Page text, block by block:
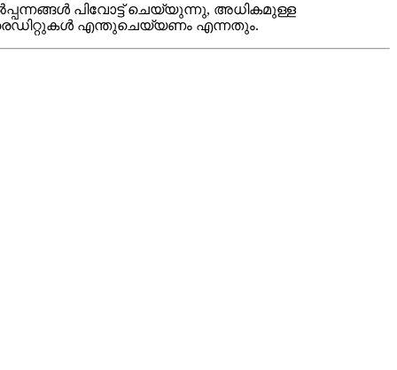
പിവോട്ട് ചെയ്യുന്നു, അധികമുള്ള
ക്രെഡിറ്റുകൾ എന്തുചെയ്യണം എന്നതും.